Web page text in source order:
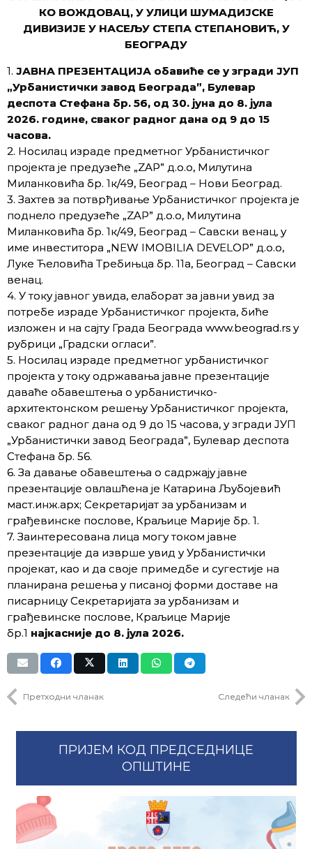
КО ВОЖДОВАЦ, У УЛИЦИ ШУМАДИЈСКЕ
ДИВИЗИЈЕ У НАСЕЉУ СТЕПА СТЕПАНОВИЋ, У
БЕОГРАДУ
1. ЈАВНА ПРЕЗЕНТАЦИЈА обавиће се у згради ЈУП
„Урбанистички завод Београда”, Булевар
деспота Стефана бр. 56, од 30. јуна до 8. јула
2026. године, сваког радног дана од 9 до 15
часова.
2. Носилац израде предметног Урбанистичког
пројекта је предузеће „ZAP” д.о.о, Милутина
Миланковића бр. 1к/49, Београд – Нови Београд.
3. Захтев за потврђивање Урбанистичког пројекта је
поднело предузеће „ZAP” д.о.о, Милутина
Миланковића бр. 1к/49, Београд – Савски венац, у
име инвеститора „NEW IMOBILIA DEVELOP” д.о.о,
Луке Ћеловића Требињца бр. 11а, Београд – Савски
венац.
4. У току јавног увида, елаборат за јавни увид за
потребе израде Урбанистичког пројекта, биће
изложен и на сајту Града Београда www.beograd.rs у
рубрици „Градски огласи”.
5. Носилац израде предметног урбанистичког
пројекта у току одржавања јавне презентације
даваће обавештења о урбанистичко-
архитектонском решењу Урбанистичког пројекта,
сваког радног дана од 9 до 15 часова, у згради ЈУП
„Урбанистички завод Београда”, Булевар деспота
Стефана бр. 56.
6. За давање обавештења о садржају јавне
презентације овлашћена је Катарина Љубојевић
маст.инж.арх; Секретаријат за урбанизам и
грађевинске послове, Краљице Марије бр. 1.
7. Заинтересована лица могу током јавне
презентације да изврше увид у Урбанистички
пројекат, као и да своје примедбе и сугестије на
планирана решења у писаној форми доставе на
писарницу Секретаријата за урбанизам и
грађевинске послове, Краљице Марије
бр.1 најкасније до 8. јула 2026.
Претходни чланак Следећи чланак
ПРИЈЕМ КОД ПРЕДСЕДНИЦЕ
ОПШТИНЕ